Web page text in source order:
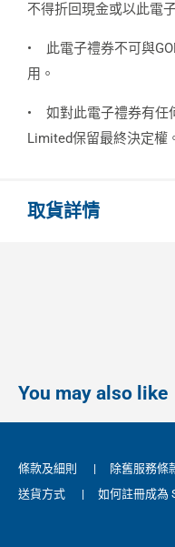
不得折回現金或以此電
•
此電子禮券不可與
用。
•
如對此電子禮券有任
Limited保留最終決定權
取貨詳情
You may also like
條款及細則 | 除舊服務條
送貨方式
| 如何註冊成為